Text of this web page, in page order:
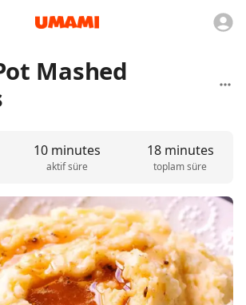
Mashed
10 minutes
aktif süre
18 minutes
toplam süre